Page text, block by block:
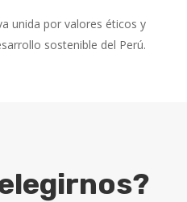
unida por valores éticos y
sostenible del Perú.